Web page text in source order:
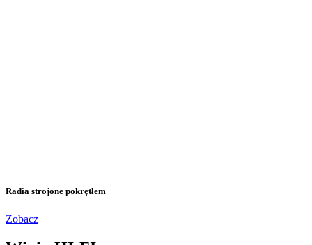
Zobacz
Radia strojone cyfrowo i dab+